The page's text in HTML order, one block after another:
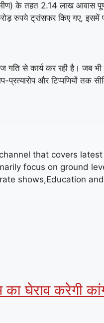
के तहत 2.14 लाख आवास
रुपये ट्रांसफर किए गए, इसमें
गति से कार्य कर रही है। जब
प्रत्यारोप और टिप्पणियों तक
that covers
focus on ground
shows,Education
का घेराव करेगी